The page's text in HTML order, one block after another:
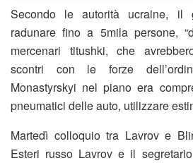
Secondo le autorità ucraine, il
radunare fino a 5mila persone,
mercenari titushki, che
scontri con le forze
Monastyrskyi nel piano era
pneumatici delle auto, utilizzare
Martedì colloquio tra Lavrov e
Esteri russo Lavrov e il